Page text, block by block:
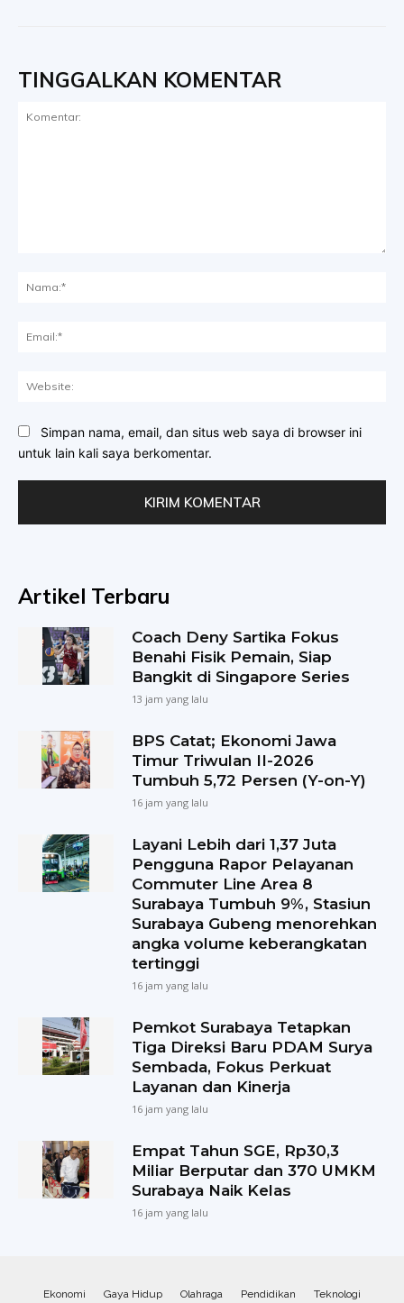
TINGGALKAN KOMENTAR
Simpan nama, email, dan situs web saya di browser ini
untuk lain kali saya berkomentar.
Artikel Terbaru
Coach Deny Sartika Fokus
Benahi Fisik Pemain, Siap
Bangkit di Singapore Series
13 jam yang lalu
BPS Catat; Ekonomi Jawa
Timur Triwulan II-2026
Tumbuh 5,72 Persen (Y-on-Y)
16 jam yang lalu
Layani Lebih dari 1,37 Juta
Pengguna Rapor Pelayanan
Commuter Line Area 8
Surabaya Tumbuh 9%, Stasiun
Surabaya Gubeng menorehkan
angka volume keberangkatan
tertinggi
16 jam yang lalu
Pemkot Surabaya Tetapkan
Tiga Direksi Baru PDAM Surya
Sembada, Fokus Perkuat
Layanan dan Kinerja
16 jam yang lalu
Empat Tahun SGE, Rp30,3
Miliar Berputar dan 370 UMKM
Surabaya Naik Kelas
16 jam yang lalu
Ekonomi Gaya Hidup Olahraga Pendidikan Teknologi